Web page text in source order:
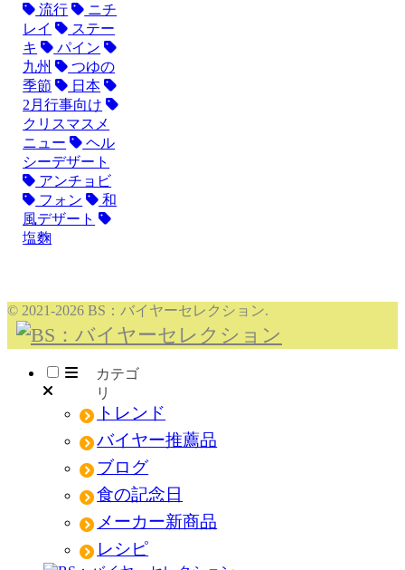
流行
ニチ
レイ
ステー
キ
パイン
九州
つゆの
季節
日本
2月行事向け
クリスマスメ
ニュー
ヘル
シーデザート
アンチョビ
フォン
和
風デザート
塩麴
© 2021-2026 BS：バイヤーセレクション.
メニュー
トレンド
バイヤー推薦品
ブログ
食の記念日
メーカー新商品
レシピ